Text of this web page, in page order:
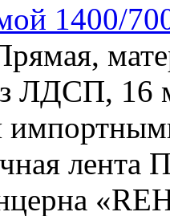
1400/
ЛДСП,